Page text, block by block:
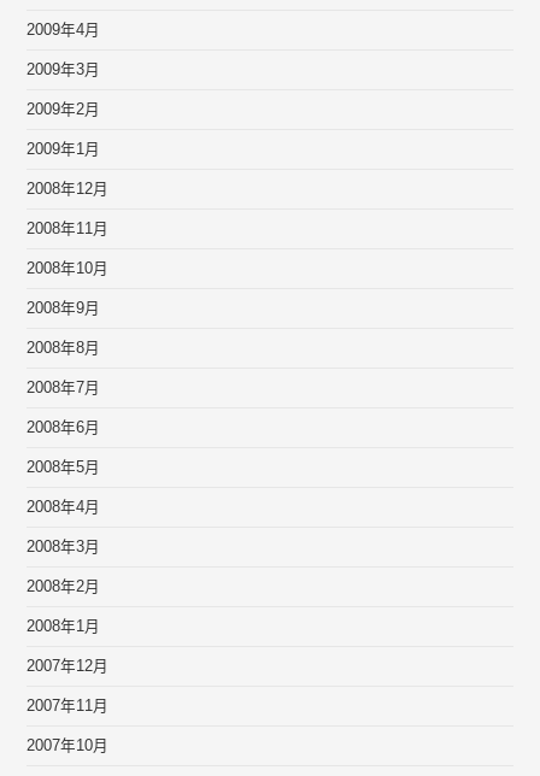
2009年4月
2009年3月
2009年2月
2009年1月
2008年12月
2008年11月
2008年10月
2008年9月
2008年8月
2008年7月
2008年6月
2008年5月
2008年4月
2008年3月
2008年2月
2008年1月
2007年12月
2007年11月
2007年10月